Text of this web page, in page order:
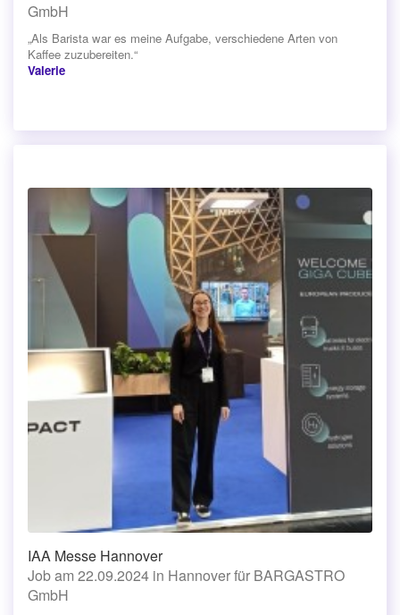
GmbH
„Als Barista war es meine Aufgabe, verschiedene Arten von
Kaffee zuzubereiten.“
Valerie
IAA Messe Hannover
Job am 22.09.2024 in Hannover für BARGASTRO
GmbH